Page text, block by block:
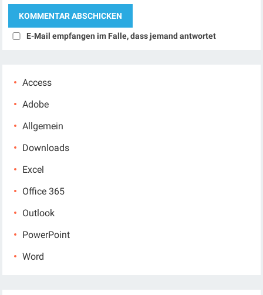
E-Mail empfangen im Falle, dass jemand antwortet
Access
Adobe
Allgemein
Downloads
Excel
Office 365
Outlook
PowerPoint
Word